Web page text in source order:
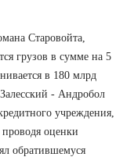
Старовойта,
грузов в сумме на 5
в 180 млрд
- Андробол
учреждения,
оценки
обратившемуся